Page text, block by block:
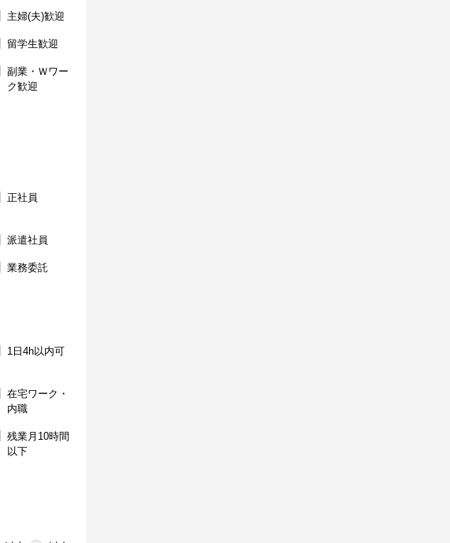
主婦(夫)歓迎
留学生歓迎
副業・Ｗワー
ク歓迎
正社員
派遣社員
業務委託
1日4h以内可
在宅ワーク・
内職
残業月10時間
以下